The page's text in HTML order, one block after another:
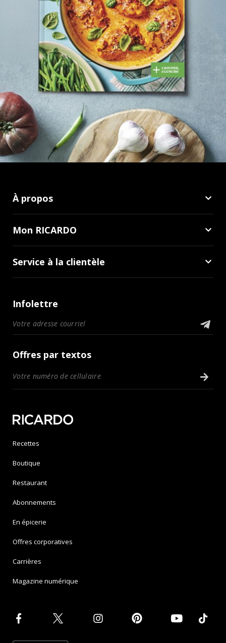
À propos
Mon RICARDO
Service à la clientèle
Infolettre
Offres par textos
Recettes
Boutique
Restaurant
Abonnements
En épicerie
Offres corporatives
Carrières
Magazine numérique